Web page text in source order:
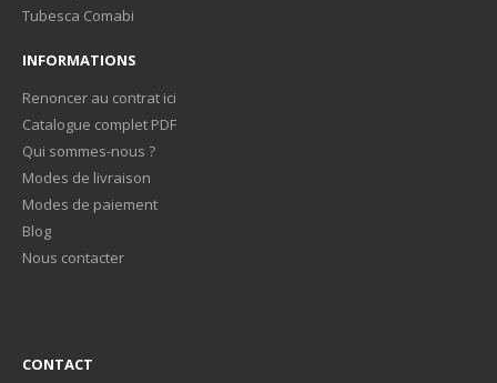
Tubesca Comabi
INFORMATIONS
Renoncer au contrat ici
Catalogue complet PDF
Qui sommes-nous ?
Modes de livraison
Modes de paiement
Blog
Nous contacter
CONTACT